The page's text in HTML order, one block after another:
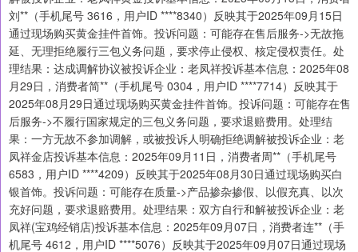
刘**（手机尾号 3616，用户ID ****8340）反映其于2025年09月15日
通过现场购买黄金挂件首饰。投诉问题：可能存在售后服务->无故拖
延、无理拒绝履行三包义务问题，要求停止侵权、核定侵权责任。处
理结果：达成调解协议被投诉企业：老凤祥投诉基本信息：2025年08
月29日，消费者简**（手机尾号 0304，用户ID ****7714）反映其于
2025年08月29日通过现场购买黄金挂件首饰。投诉问题：可能存在售
后服务->不履行国家规定的三包义务问题，要求退赔费用。处理结
果：一方无故不参加调解，或被投诉人明确拒绝调解被投诉企业：老
凤祥金店投诉基本信息：2025年09月11日，消费者周**（手机尾号
6583，用户ID ****4209）反映其于2025年08月30日通过现场购买白
银首饰。投诉问题：可能存在质量->产品掺杂掺假、以假充真、以次
充好问题，要求退赔费用。处理结果：双方自行和解被投诉企业：老
凤祥(宝鸡经销店)投诉基本信息：2025年09月07日，消费者连**（手
机尾号 4612，用户ID ****5076）反映其于2025年09月07日通过现场